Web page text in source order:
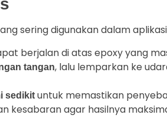
sering digunakan dalam
berjalan di atas epoxy yang
tangan, lalu lemparkan ke
sedikit untuk memastikan
kesabaran agar hasilnya